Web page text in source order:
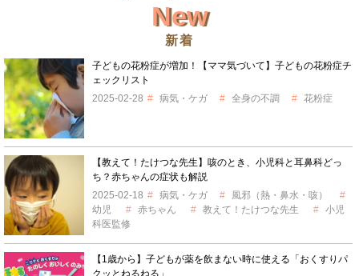
New
新着
子どもの花粉症が増加！【ママ気づいて】子どもの花粉症チ
ェックリスト
2025-02-28
病気・ケガ 全身の不調 花粉症
【教えて！たけつな先生】咳のとき、小児科と耳鼻科どっ
ち？赤ちゃんの症状も解説
2025-02-18
病気・ケガ
風邪（熱・鼻水・咳）
幼児
赤ちゃん 教えて！たけつな先生
小児
科医監修
【1歳から】子どもが薬を飲まない時に使える「おくすりパ
クッとねるねる」